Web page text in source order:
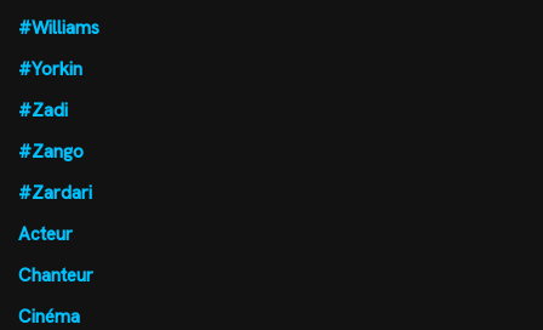
#Williams
#Yorkin
#Zadi
#Zango
#Zardari
Acteur
Chanteur
Cinéma